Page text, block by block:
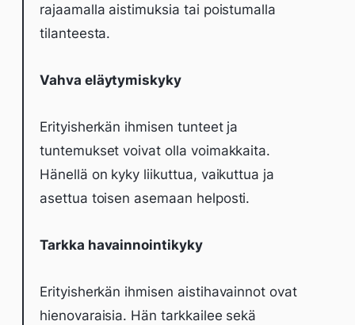
rajaamalla aistimuksia tai poistumalla
tilanteesta.
Vahva eläytymiskyky
Erityisherkän ihmisen tunteet ja
tuntemukset voivat olla voimakkaita.
Hänellä on kyky liikuttua, vaikuttua ja
asettua toisen asemaan helposti.
Tarkka havainnointikyky
Erityisherkän ihmisen aistihavainnot ovat
hienovaraisia. Hän tarkkailee sekä